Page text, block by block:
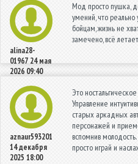
alina28-
01967 24 мая
2026 09:40
Мод просто пушка,
умений, что реально
бойцам, жизнь не
замечено, всё
aznaur593201
14 декабря
2025 18:00
Это
Управление
старых аркадных
персонажей и
вспомнив
просто играй и